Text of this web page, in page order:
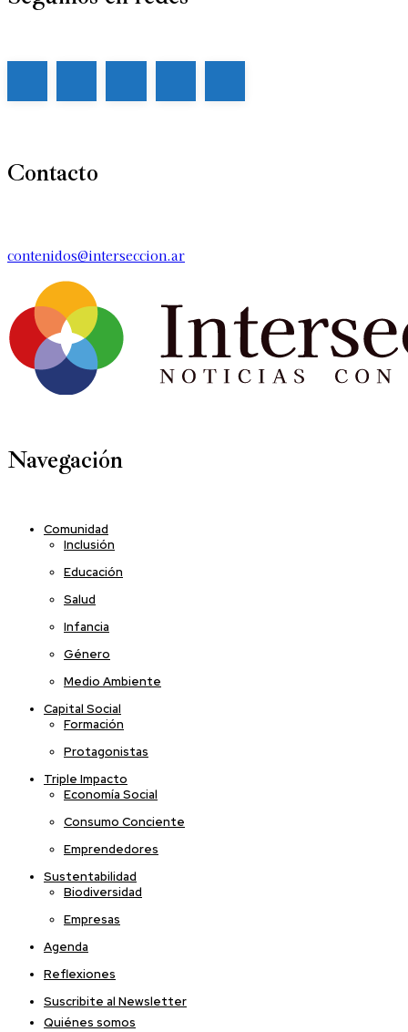
Contacto
contenidos@interseccion.ar
Navegación
Comunidad
Inclusión
Educación
Salud
Infancia
Género
Medio Ambiente
Capital Social
Formación
Protagonistas
Triple Impacto
Economía Social
Consumo Conciente
Emprendedores
Sustentabilidad
Biodiversidad
Empresas
Agenda
Reflexiones
Suscribite al Newsletter
Quiénes somos